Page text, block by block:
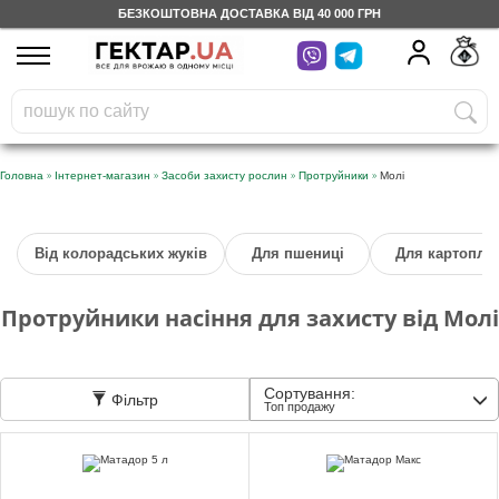
БЕЗКОШТОВНА ДОСТАВКА ВІД 40 000 ГРН
UA
На вашому
бонусному рахунку
грн
Безкоштовно по Україні
Категорії
Щоденник
Доставка
Відгуки
Головна » Інтернет-магазин » Засоби захисту рослин » Протруйники » Молі
Від колорадських жуків Для пшениці Для картоплі
Протруйники насіння для захисту від Молі
Фільтр Сортування:
Топ продажу